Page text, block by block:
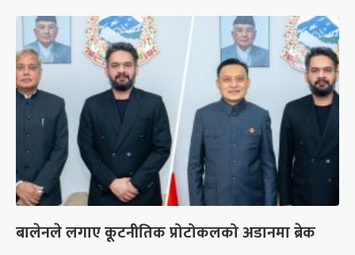
बालेनले लगाए कूटनीतिक प्रोटोकलको अडानमा ब्रेक